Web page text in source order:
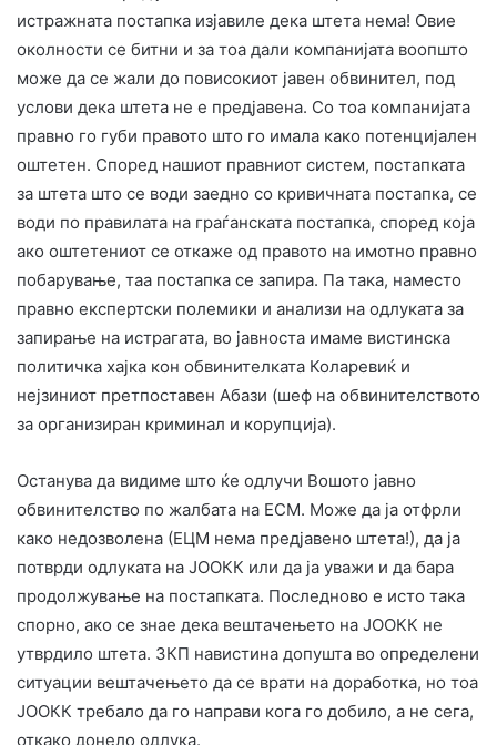
истражната постапка изјавиле дека штета нема! Овие
околности се битни и за тоа дали компанијата воопшто
може да се жали до повисокиот јавен обвинител, под
услови дека штета не е предјавена. Со тоа компанијата
правно го губи правото што го имала како потенцијален
оштетен. Според нашиот правниот систем, постапката
за штета што се води заедно со кривичната постапка, се
води по правилата на граѓанската постапка, според која
ако оштетениот се откаже од правото на имотно правно
побарување, таа постапка се запира. Па така, наместо
правно експертски полемики и анализи на одлуката за
запирање на истрагата, во јавноста имаме вистинска
политичка хајка кон обвинителката Коларевиќ и
нејзиниот претпоставен Абази (шеф на обвинителството
за организиран криминал и корупција).
Останува да видиме што ќе одлучи Вошото јавно
обвинителство по жалбата на ЕСМ. Може да ја отфрли
како недозволена (ЕЦМ нема предјавено штета!), да ја
потврди одлуката на ЈООКК или да ја уважи и да бара
продолжување на постапката. Последново е исто така
спорно, ако се знае дека вештачењето на ЈООКК не
утврдило штета. ЗКП навистина допушта во определени
ситуации вештачењето да се врати на доработка, но тоа
ЈООКК требало да го направи кога го добило, а не сега,
откако донело одлука.